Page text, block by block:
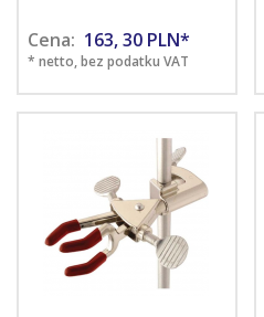
Cena: 163,30 PLN*
* netto, bez podatku VAT